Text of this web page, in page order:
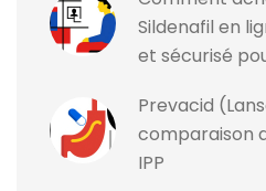
Sildenafil en
et sécurisé
Prevacid
comparaison
IPP